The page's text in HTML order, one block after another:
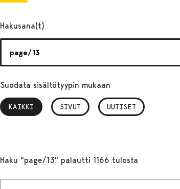
Hakusana(t)
Suodata sisältötyypin mukaan
KAIKKI
, VALITTU SIVUT UUTISET
Haku "page/13" palautti 1166 tulosta